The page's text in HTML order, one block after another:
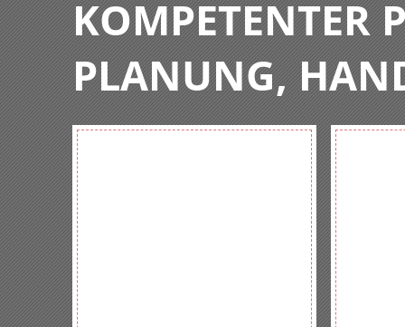
KOMPETENTER
PLANUNG,